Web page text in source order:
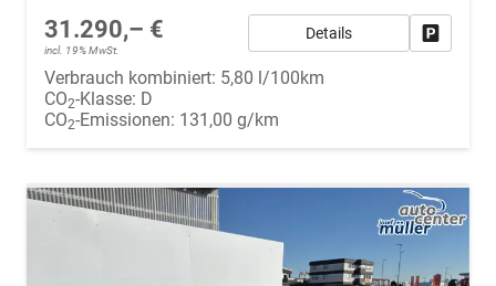
31.290,– €
incl. 19% MwSt.
Details
Verbrauch kombiniert: 5,80 l/100km
CO2-Klasse: D
CO2-Emissionen: 131,00 g/km